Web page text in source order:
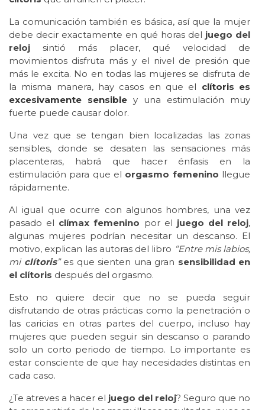
La comunicación también es básica, así que la mujer
debe decir exactamente en qué horas del juego del
reloj sintió más placer, qué velocidad de
movimientos disfruta más y el nivel de presión que
más le excita. No en todas las mujeres se disfruta de
la misma manera, hay casos en que el clítoris es
excesivamente sensible y una estimulación muy
fuerte puede causar dolor.
Una vez que se tengan bien localizadas las zonas
sensibles, donde se desaten las sensaciones más
placenteras, habrá que hacer énfasis en la
estimulación para que el orgasmo femenino llegue
rápidamente.
Al igual que ocurre con algunos hombres, una vez
pasado el clímax femenino por el juego del reloj,
algunas mujeres podrían necesitar un descanso. El
motivo, explican las autoras del libro “Entre mis labios,
mi clítoris”es que sienten una gran sensibilidad en
el clítoris después del orgasmo.
Esto no quiere decir que no se pueda seguir
disfrutando de otras prácticas como la penetración o
las caricias en otras partes del cuerpo, incluso hay
mujeres que pueden seguir sin descanso o parando
solo un corto periodo de tiempo. Lo importante es
estar consciente de que hay necesidades distintas en
cada caso.
¿Te atreves a hacer el juego del reloj? Seguro que no